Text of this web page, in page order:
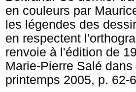
en couleurs par
les légendes des
en respectent
renvoie à l'édition de
Marie-Pierre Salé
printemps 2005, p. 62-